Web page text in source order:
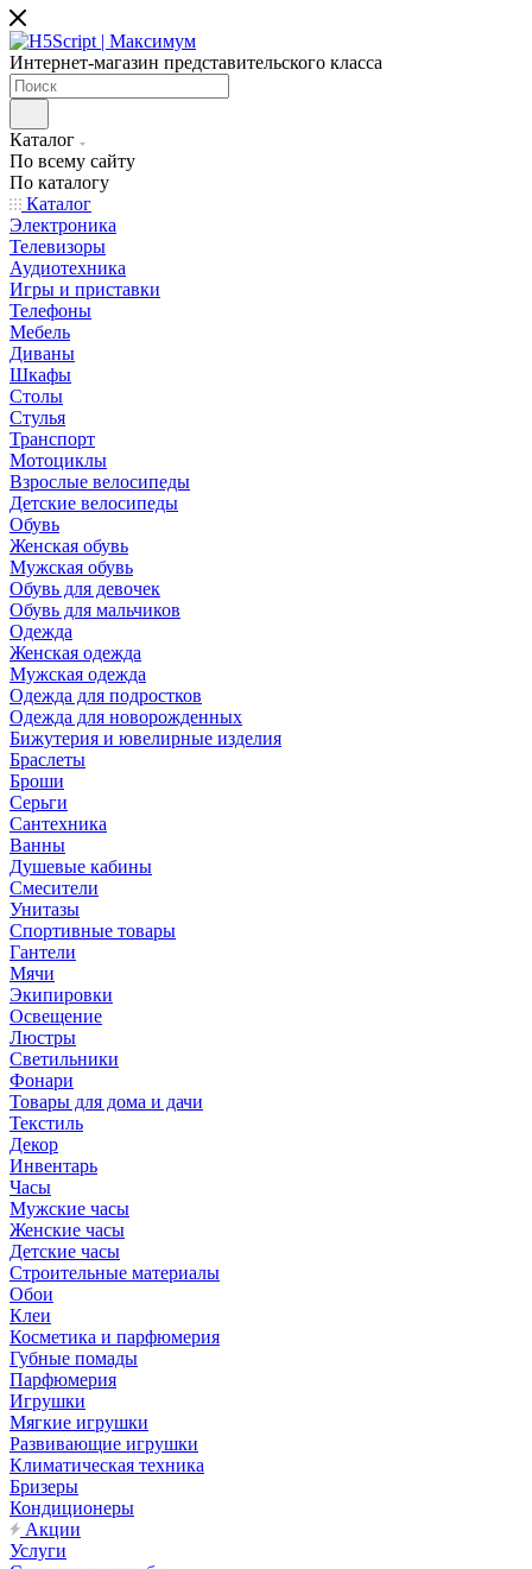
Интернет-магазин представительского класса
Каталог
По всему сайту
По каталогу
Каталог
Электроника
Телевизоры
Аудиотехника
Игры и приставки
Телефоны
Мебель
Диваны
Шкафы
Столы
Стулья
Транспорт
Мотоциклы
Взрослые велосипеды
Детские велосипеды
Обувь
Женская обувь
Мужская обувь
Обувь для девочек
Обувь для мальчиков
Одежда
Женская одежда
Мужская одежда
Одежда для подростков
Одежда для новорожденных
Бижутерия и ювелирные изделия
Браслеты
Броши
Серьги
Сантехника
Ванны
Душевые кабины
Смесители
Унитазы
Спортивные товары
Гантели
Мячи
Экипировки
Освещение
Люстры
Светильники
Фонари
Товары для дома и дачи
Текстиль
Декор
Инвентарь
Часы
Мужские часы
Женские часы
Детские часы
Строительные материалы
Обои
Клеи
Косметика и парфюмерия
Губные помады
Парфюмерия
Игрушки
Мягкие игрушки
Развивающие игрушки
Климатическая техника
Бризеры
Кондиционеры
Акции
Услуги